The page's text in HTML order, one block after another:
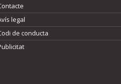
legal
de conducta